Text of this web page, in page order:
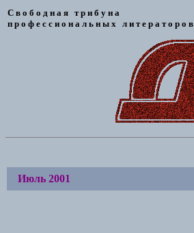
С в о б о д н а я т р и б у н а
п р о ф е с с и о н а л ь н ы х л и т е р а т о р о в
Июль 2001